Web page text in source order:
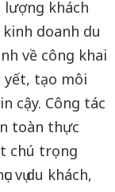
lượng khách
doanh du
về công khai
yết, tạo môi
cậy. Công tác
toàn thực
chú trọng
vụ du khách,